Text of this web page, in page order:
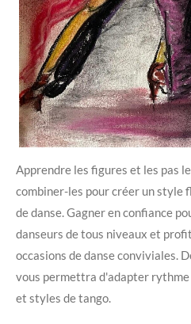
Apprendre les figures et les pas
combiner-les pour créer un
de danse. Gagner en confiance
danseurs de tous niveaux et
occasions de danse conviviales.
vous permettra d'adapter
et styles de tango.